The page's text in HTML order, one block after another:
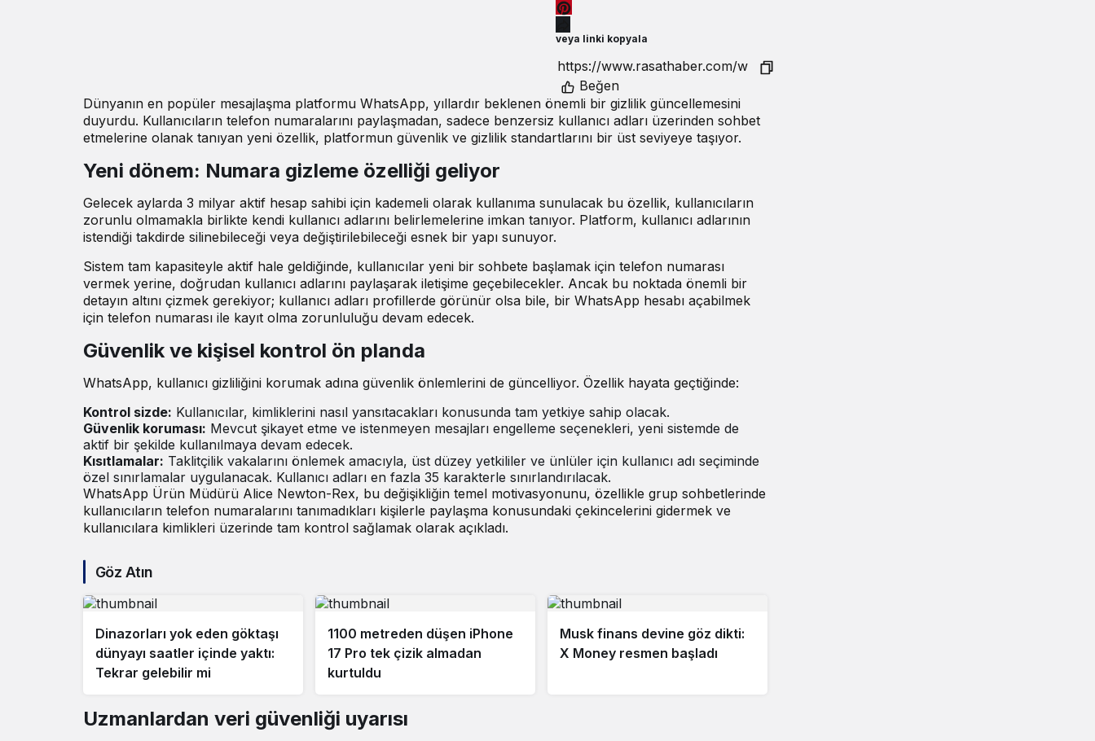
veya linki kopyala
Beğen
Dünyanın en popüler mesajlaşma platformu WhatsApp, yıllardır beklenen önemli bir gizlilik güncellemesini
duyurdu. Kullanıcıların telefon numaralarını paylaşmadan, sadece benzersiz kullanıcı adları üzerinden sohbet
etmelerine olanak tanıyan yeni özellik, platformun güvenlik ve gizlilik standartlarını bir üst seviyeye taşıyor.
Yeni dönem: Numara gizleme özelliği geliyor
Gelecek aylarda 3 milyar aktif hesap sahibi için kademeli olarak kullanıma sunulacak bu özellik, kullanıcıların
zorunlu olmamakla birlikte kendi kullanıcı adlarını belirlemelerine imkan tanıyor. Platform, kullanıcı adlarının
istendiği takdirde silinebileceği veya değiştirilebileceği esnek bir yapı sunuyor.
Sistem tam kapasiteyle aktif hale geldiğinde, kullanıcılar yeni bir sohbete başlamak için telefon numarası
vermek yerine, doğrudan kullanıcı adlarını paylaşarak iletişime geçebilecekler. Ancak bu noktada önemli bir
detayın altını çizmek gerekiyor; kullanıcı adları profillerde görünür olsa bile, bir WhatsApp hesabı açabilmek
için telefon numarası ile kayıt olma zorunluluğu devam edecek.
Güvenlik ve kişisel kontrol ön planda
WhatsApp, kullanıcı gizliliğini korumak adına güvenlik önlemlerini de güncelliyor. Özellik hayata geçtiğinde:
Kontrol sizde: Kullanıcılar, kimliklerini nasıl yansıtacakları konusunda tam yetkiye sahip olacak.
Güvenlik koruması: Mevcut şikayet etme ve istenmeyen mesajları engelleme seçenekleri, yeni sistemde de
aktif bir şekilde kullanılmaya devam edecek.
Kısıtlamalar: Taklitçilik vakalarını önlemek amacıyla, üst düzey yetkililer ve ünlüler için kullanıcı adı seçiminde
özel sınırlamalar uygulanacak. Kullanıcı adları en fazla 35 karakterle sınırlandırılacak.
WhatsApp Ürün Müdürü Alice Newton-Rex, bu değişikliğin temel motivasyonunu, özellikle grup sohbetlerinde
kullanıcıların telefon numaralarını tanımadıkları kişilerle paylaşma konusundaki çekincelerini gidermek ve
kullanıcılara kimlikleri üzerinde tam kontrol sağlamak olarak açıkladı.
Göz Atın
Dinazorları yok eden göktaşı
dünyayı saatler içinde yaktı:
Tekrar gelebilir mi
1100 metreden düşen iPhone
17 Pro tek çizik almadan
kurtuldu
Musk finans devine göz dikti:
X Money resmen başladı
Uzmanlardan veri güvenliği uyarısı